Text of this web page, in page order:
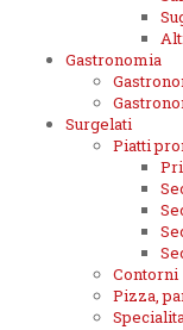
Gastronomia
Surgelati
Piatti
Contorni
Pizza,